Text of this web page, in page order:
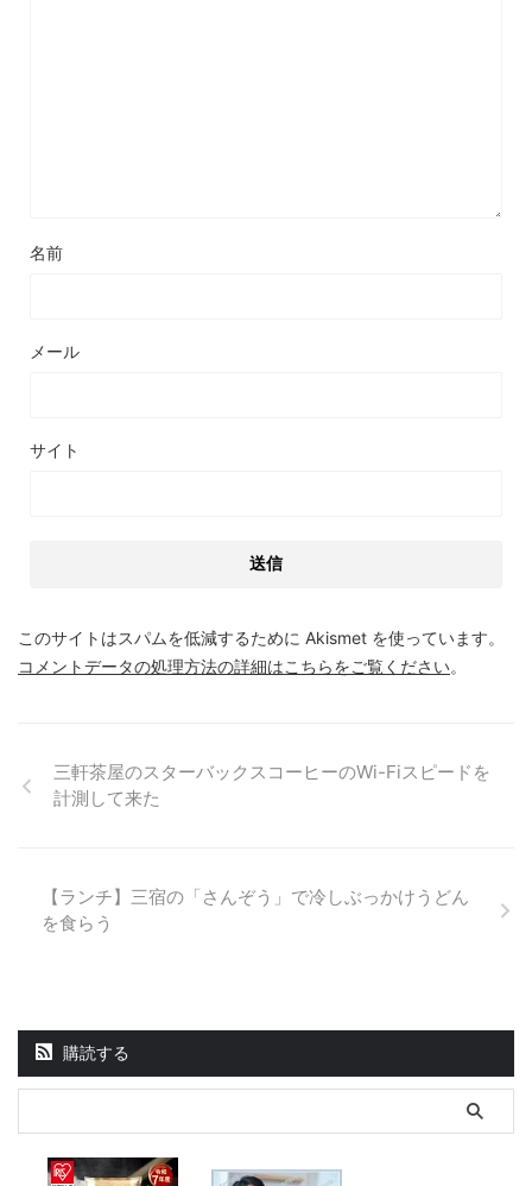
名前
メール
サイト
このサイトはスパムを低減するために Akismet を使っています。
コメントデータの処理方法の詳細はこちらをご覧ください。
三軒茶屋のスターバックスコーヒーのWi-Fiスピードを
計測して来た
【ランチ】三宿の「さんぞう」で冷しぶっかけうどん
を食らう
購読する